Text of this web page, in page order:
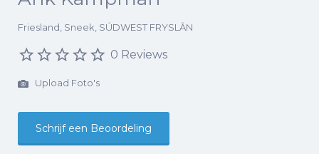
Friesland, Sneek, SÚDWEST FRYSLÂN
0 Reviews
Upload Foto's
Schrijf een Beoordeling